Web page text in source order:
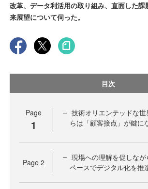
改革、データ利活用の取り組み、直面した
来展望について伺った。
目次
Page
1
技術オリエンテッドな
らは「顧客接点」が鍵に
Page 2
現場への理解を促しな
ペースでデジタル化を推